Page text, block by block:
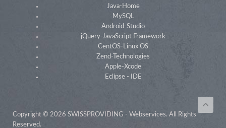
Java-Home
MySQL
Android-Studio
jQuery-JavaScript Framework
CentOS-Linux OS
Zend-Technologies
Apple-Xcode
Eclipse - IDE
Copyright © 2026 SWISSPROVIDING - Webservices. All Rights
Reserved.